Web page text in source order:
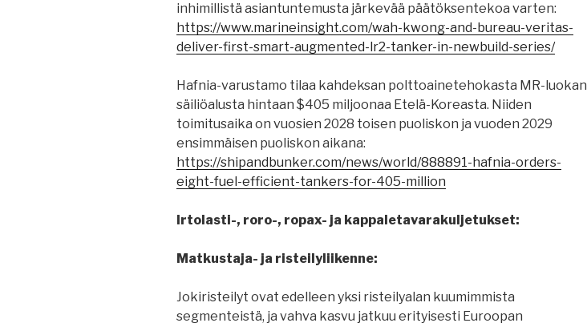
inhimillistä asiantuntemusta järkevää päätöksentekoa varten:
https://www.marineinsight.com/wah-kwong-and-bureau-veritas-
deliver-first-smart-augmented-lr2-tanker-in-newbuild-series/
Hafnia-varustamo tilaa kahdeksan polttoainetehokasta MR-luokan
säiliöalusta hintaan $405 miljoonaa Etelä-Koreasta. Niiden
toimitusaika on vuosien 2028 toisen puoliskon ja vuoden 2029
ensimmäisen puoliskon aikana:
https://shipandbunker.com/news/world/888891-hafnia-orders-
eight-fuel-efficient-tankers-for-405-million
Irtolasti-, roro-, ropax- ja kappaletavarakuljetukset:
Matkustaja- ja risteilyliikenne:
Jokiristeilyt ovat edelleen yksi risteilyalan kuumimmista
segmenteistä, ja vahva kasvu jatkuu erityisesti Euroopan